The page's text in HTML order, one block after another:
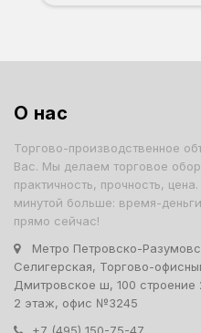
О нас
Торгово-производственное
Вас. Мы делаем торговое
практичность, прочность,
минутой больше: время-
прямо сейчас!
Метро Петровско-
Селигерская, Торгово-
Дмитровское ш, 100
2 этаж, офис №3245